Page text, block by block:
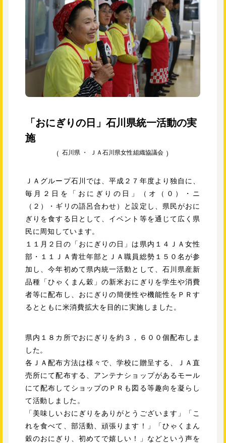
「おにぎりの日」石川県統一活動の実
施
石川県 ・ ＪＡ石川県女性組織協議会
ＪＡグループ石川では、平成２７年度より独自に、
毎月２日を「おにぎりの日」（オ（０）・ニ
（２）・ギリの語呂合わせ）と設定し、県民がおに
ぎりを食する日として、イベント等を通じて広く県
民に周知しています。
１１月２日の「おにぎりの日」は県内１４ＪＡ女性
部・１１ＪＡ青壮年部とＪＡ職員総勢１５０名が参
加し、今年初めて県内統一活動として、石川県産新
品種「ひゃくまん穀」の新米おにぎりを学生や消費
者等に配布し、おにぎりの簡便性や機能性をＰＲす
るとともに米消費拡大を目的に実施しました。
県内１８カ所でおにぎりを約３，６００個配布しま
した。
各ＪＡ配布方法は様々で、学校に贈呈する、ＪＡ直
売所にて配布する、アンテナショップがあるモール
にて配布してショップのＰＲも図る等趣向を凝らし
て活動しました。
「美味しいおにぎりをありがとうございます」「こ
れを食べて、部活動、頑張ります！」「ひゃくまん
穀のおにぎり、初めてで嬉しい！」などという声を